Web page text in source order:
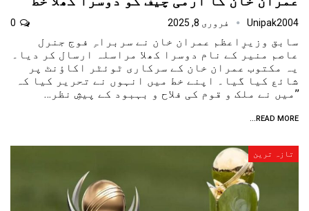
Unipak2004 فروری 8, 2025
سابق وزیرِاعظم عمران خان نے سربراہِ فوج جنرل
عاصم منیر کے نام دوسرا کھلا مراسلہ ارسال کر دیا۔
یہ مکتوب عمران خان کے سرکاری ٹوئٹر اکاؤنٹ پر
شائع کیا گیا۔ اپنے خط میں انہوں نے تحریر کیا کہ
’’میں نے ملک و قوم کی فلاح و بہبود کے پیشِ نظر…
READ MORE...
تازہ ترین